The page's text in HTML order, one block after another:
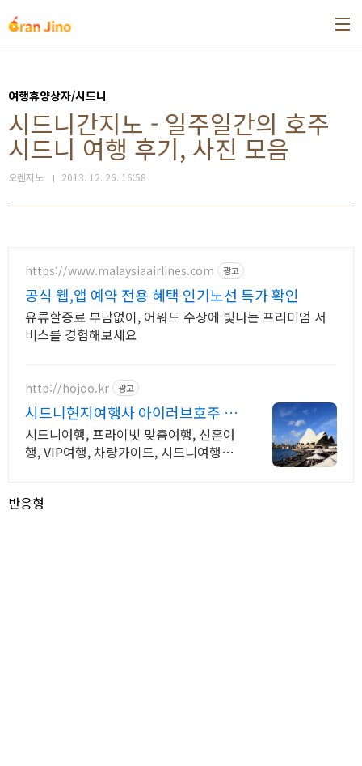
여행휴양상자/시드니
시드니간지노 - 일주일간의 호주
시드니 여행 후기, 사진 모음
오렌지노 2013. 12. 26. 16:58
https://www.malaysiaairlines.com 광고
공식 웹,앱 예약 전용 혜택 인기노선 특가 확인
유류할증료 부담없이, 어워드 수상에 빛나는 프리미엄 서
비스를 경험해보세요
http://hojoo.kr 광고
시드니현지여행사 아이러브호주 시
드니여행 고객맞춤여행 전문
시드니여행, 프라이빗 맞춤여행, 신혼여
행, VIP여행, 차량가이드, 시드니여행전
반응형